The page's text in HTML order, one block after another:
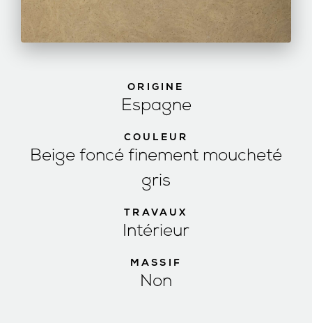
ORIGINE
Espagne
COULEUR
Beige foncé finement moucheté
gris
TRAVAUX
Intérieur
MASSIF
Non